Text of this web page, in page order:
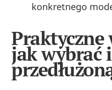
konkretnego
Praktyczne
jak wybrać